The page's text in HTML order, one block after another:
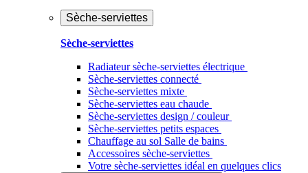
Sèche-serviettes
Sèche-serviettes
Radiateur sèche-serviettes électrique
Sèche-serviettes connecté
Sèche-serviettes mixte
Sèche-serviettes eau chaude
Sèche-serviettes design / couleur
Sèche-serviettes petits espaces
Chauffage au sol Salle de bains
Accessoires sèche-serviettes
Votre sèche-serviettes idéal en quelques clics